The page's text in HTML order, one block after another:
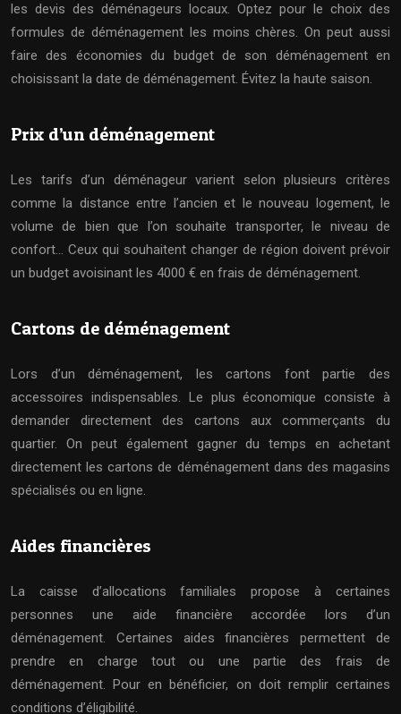
les devis des déménageurs locaux. Optez pour le choix des
formules de déménagement les moins chères. On peut aussi
faire des économies du budget de son déménagement en
choisissant la date de déménagement. Évitez la haute saison.
Prix d’un déménagement
Les tarifs d’un déménageur varient selon plusieurs critères
comme la distance entre l’ancien et le nouveau logement, le
volume de bien que l’on souhaite transporter, le niveau de
confort… Ceux qui souhaitent changer de région doivent prévoir
un budget avoisinant les 4000 € en frais de déménagement.
Cartons de déménagement
Lors d’un déménagement, les cartons font partie des
accessoires indispensables. Le plus économique consiste à
demander directement des cartons aux commerçants du
quartier. On peut également gagner du temps en achetant
directement les cartons de déménagement dans des magasins
spécialisés ou en ligne.
Aides financières
La caisse d’allocations familiales propose à certaines
personnes une aide financière accordée lors d’un
déménagement. Certaines aides financières permettent de
prendre en charge tout ou une partie des frais de
déménagement. Pour en bénéficier, on doit remplir certaines
conditions d’éligibilité.